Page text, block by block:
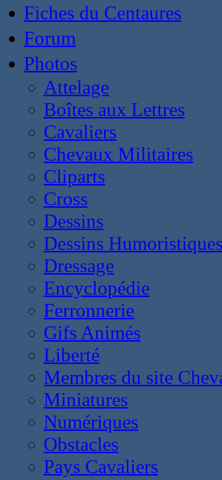
Fiches du Centaures
Forum
Photos
Attelage
Boîtes aux Lettres
Cavaliers
Chevaux Militaires
Cliparts
Cross
Dessins
Dessins
Dressage
Encyclopédie
Ferronnerie
Gifs Animés
Liberté
Membres du site
Miniatures
Numériques
Obstacles
Pays Cavaliers